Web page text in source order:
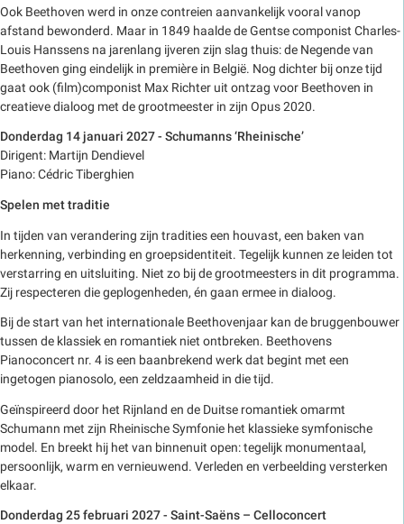
Ook Beethoven werd in onze contreien aanvankelijk vooral vanop
afstand bewonderd. Maar in 1849 haalde de Gentse componist Charles-
Louis Hanssens na jarenlang ijveren zijn slag thuis: de Negende van
Beethoven ging eindelijk in première in België. Nog dichter bij onze tijd
gaat ook (film)componist Max Richter uit ontzag voor Beethoven in
creatieve dialoog met de grootmeester in zijn Opus 2020.
Donderdag 14 januari 2027 - Schumanns ‘Rheinische’
Dirigent: Martijn Dendievel
Piano: Cédric Tiberghien
Spelen met traditie
In tijden van verandering zijn tradities een houvast, een baken van
herkenning, verbinding en groepsidentiteit. Tegelijk kunnen ze leiden tot
verstarring en uitsluiting. Niet zo bij de grootmeesters in dit programma.
Zij respecteren die geplogenheden, én gaan ermee in dialoog.
Bij de start van het internationale Beethovenjaar kan de bruggenbouwer
tussen de klassiek en romantiek niet ontbreken. Beethovens
Pianoconcert nr. 4 is een baanbrekend werk dat begint met een
ingetogen pianosolo, een zeldzaamheid in die tijd.
Geïnspireerd door het Rijnland en de Duitse romantiek omarmt
Schumann met zijn Rheinische Symfonie het klassieke symfonische
model. En breekt hij het van binnenuit open: tegelijk monumentaal,
persoonlijk, warm en vernieuwend. Verleden en verbeelding versterken
elkaar.
Donderdag 25 februari 2027 - Saint-Saëns – Celloconcert